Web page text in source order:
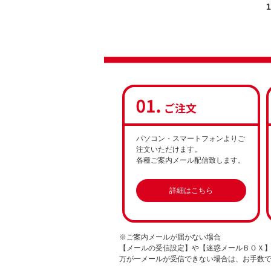
1
パソコン・スマートフォンよりご
注文いただけます。
各種ご案内メール配信致します。
詳細はこちら
※ご案内メールが届かない場合
【メールの受信設定】や【迷惑メールＢ
万が一メールが受信できない場合は、お手数